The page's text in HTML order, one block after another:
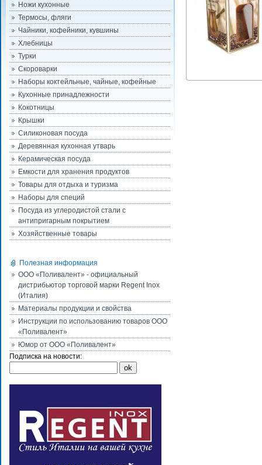
Ножи кухонные
Термосы, фляги
Чайники, кофейники, кувшины
Хлебницы
Турки
Скороварки
Наборы коктейльные, чайные, кофейные
Кухонные принадлежности
Кокотницы
Крышки
Силиконовая посуда
Деревянная кухонная утварь
Керамическая посуда
Емкости для хранения продуктов
Товары для отдыха и туризма
Наборы для специй
Посуда из углеродистой стали с
антипригарным покрытием
Хозяйственные товары
Полезная информация
ООО «Поливалент» - официальный
дистрибьютор торговой марки Regent Inox
(Италия)
Материалы продукции и свойства
Инструкции по использованию товаров ООО
«Поливалент»
Юмор от ООО «Поливалент»
Подписка на новости: